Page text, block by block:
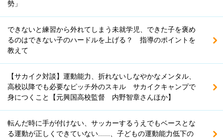
勢」
できないと練習から外れてしまう未就学児、できた子を褒め
るのはできない子のハードルを上げる？ 指導のポイントを
教えて
【サカイク対談】運動能力、折れないしなやかなメンタル、
高校以降でも必要なピッチ外のスキル サカイクキャンプで
身につくこと【元興国高校監督 内野智章さんほか】
転んだ時に手が付けない、サッカーするうえでもベースとな
る運動が正しくできていない......、子どもの運動能力低下の